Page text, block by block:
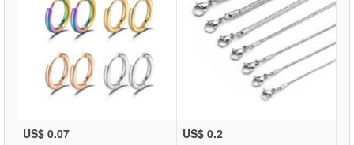
US$ 0.07 US$ 0.2